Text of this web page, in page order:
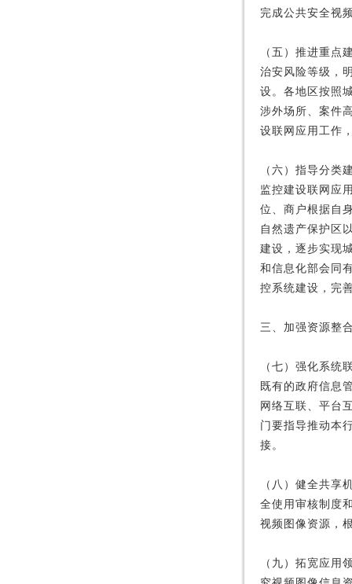
完成公共安全视
（五）推进重点
治安风险等级，
设。各地区按照
涉外场所、案件
设联网应用工作
（六）指导分类
监控建设联网应
位、商户根据自
自然遗产保护区
建设，逐步实现
和信息化部会同
控系统建设，完
三、加强资源整
（七）强化系统
既有的政府信息
网络互联、平台
门要指导推动本
接。
（八）健全共享
全使用审核制度
视频图像资源，
（九）拓宽应用